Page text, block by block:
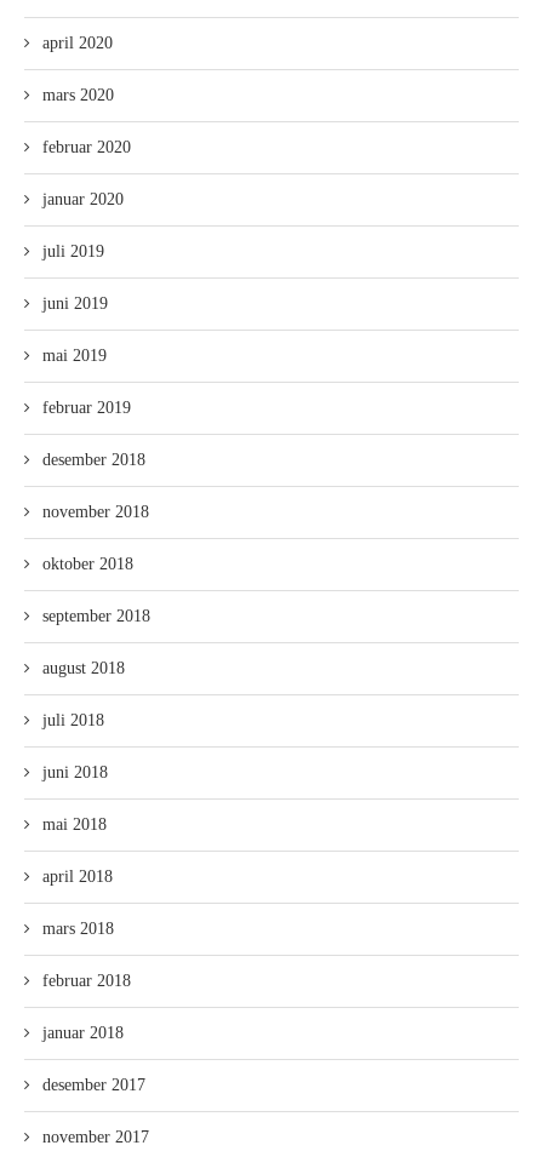
april 2020
mars 2020
februar 2020
januar 2020
juli 2019
juni 2019
mai 2019
februar 2019
desember 2018
november 2018
oktober 2018
september 2018
august 2018
juli 2018
juni 2018
mai 2018
april 2018
mars 2018
februar 2018
januar 2018
desember 2017
november 2017